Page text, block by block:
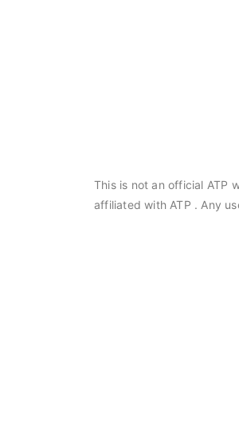
This is not an official ATP
affiliated with ATP . Any